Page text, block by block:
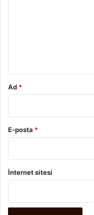
Ad *
E-posta *
İnternet sitesi